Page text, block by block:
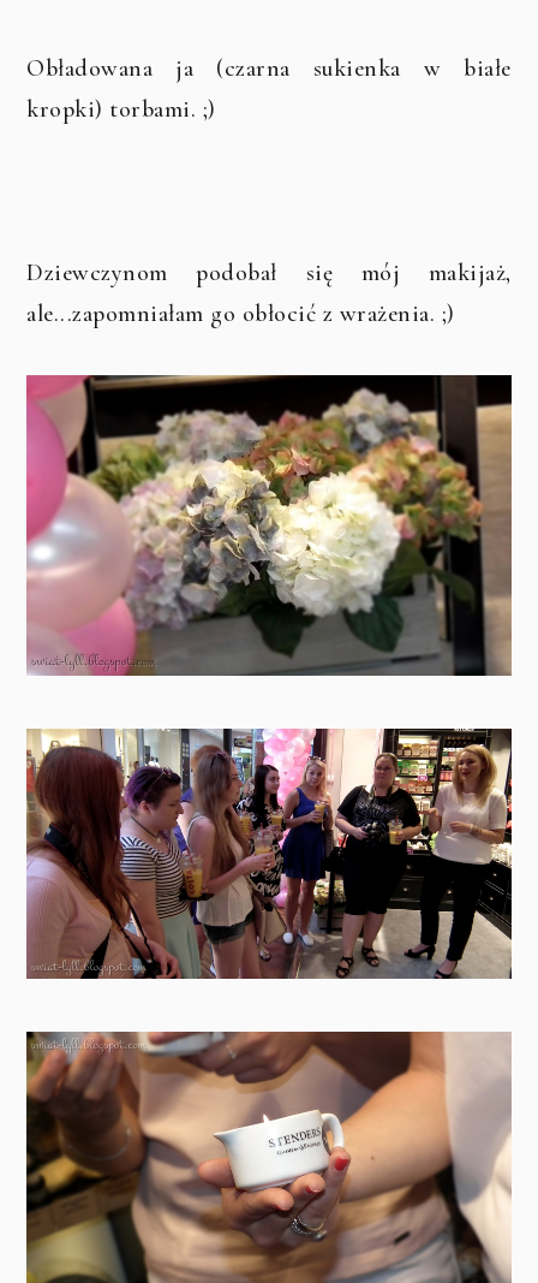
Obładowana ja (czarna sukienka w białe
kropki) torbami. ;)
Dziewczynom podobał się mój makijaż,
ale...zapomniałam go obłocić z wrażenia. ;)